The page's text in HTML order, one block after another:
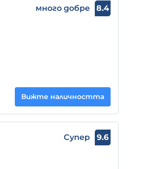
много добре 8.4
Вижте наличността
Супер 9.6